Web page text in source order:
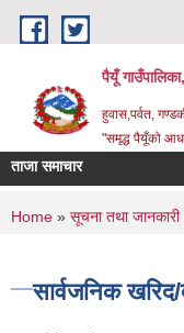
Skip to main content
पैयूँ
हुवास,पर्वत,
"समृद्ध पैयूँको
ताजा समाचार
You are
Home » सूचना तथा जानकारी
सार्वजनिक